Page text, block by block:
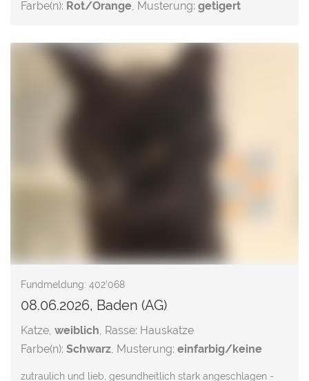
Farbe(n): Rot/Orange, Musterung: getigert
Fundmeldung: 402'068
08.06.2026, Baden (AG)
Katze, weiblich, Rasse: Hauskatze
Farbe(n): Schwarz, Musterung: einfarbig/keine
zutraulich und lieb, gesundheitlich stark angeschlagen -